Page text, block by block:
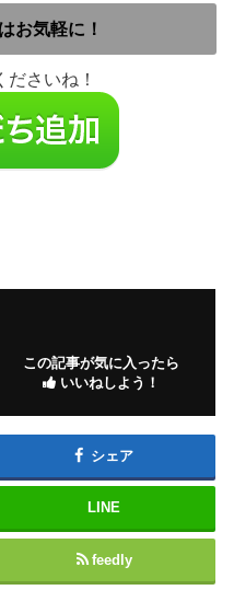
お気軽に！
さいね！
この記事が気に入ったら
いいねしよう！
シェア
LINE
feedly